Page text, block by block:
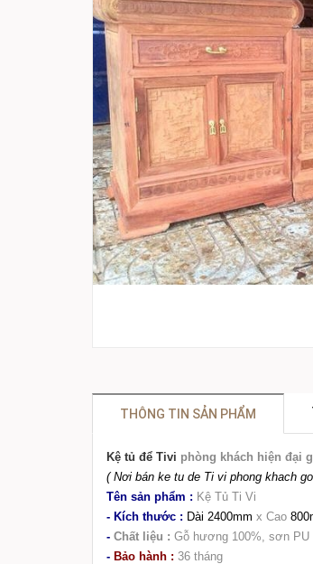
THÔNG TIN SẢN PHẨM
Kệ tủ để Tivi phòng khách hiện đại
( Nơi bán ke tu de Ti vi phong khach
Tên sản phẩm : Kệ Tủ Ti Vi
- Kích thước : Dài 2400mm x Cao
- Chất liệu : Gỗ hương 100%, sơn PU
- Bảo hành : 36 tháng